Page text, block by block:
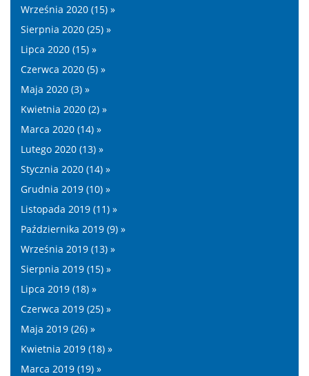
Września 2020 (15) »
Sierpnia 2020 (25) »
Lipca 2020 (15) »
Czerwca 2020 (5) »
Maja 2020 (3) »
Kwietnia 2020 (2) »
Marca 2020 (14) »
Lutego 2020 (13) »
Stycznia 2020 (14) »
Grudnia 2019 (10) »
Listopada 2019 (11) »
Października 2019 (9) »
Września 2019 (13) »
Sierpnia 2019 (15) »
Lipca 2019 (18) »
Czerwca 2019 (25) »
Maja 2019 (26) »
Kwietnia 2019 (18) »
Marca 2019 (19) »